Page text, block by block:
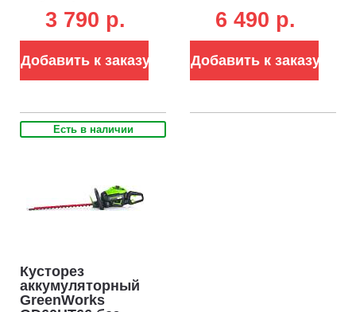
3.6В, нож 8 см +
кусторез 11.5 см,
3 790 p.
Добавить к заказу
20 мм, 2.4 кг)
6 490 p.
Добавить к заказу
Есть в наличии
Кусторез
аккумуляторный
GreenWorks